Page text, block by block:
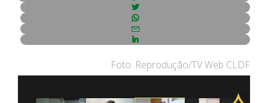
Foto: Reprodução/TV Web CLDF